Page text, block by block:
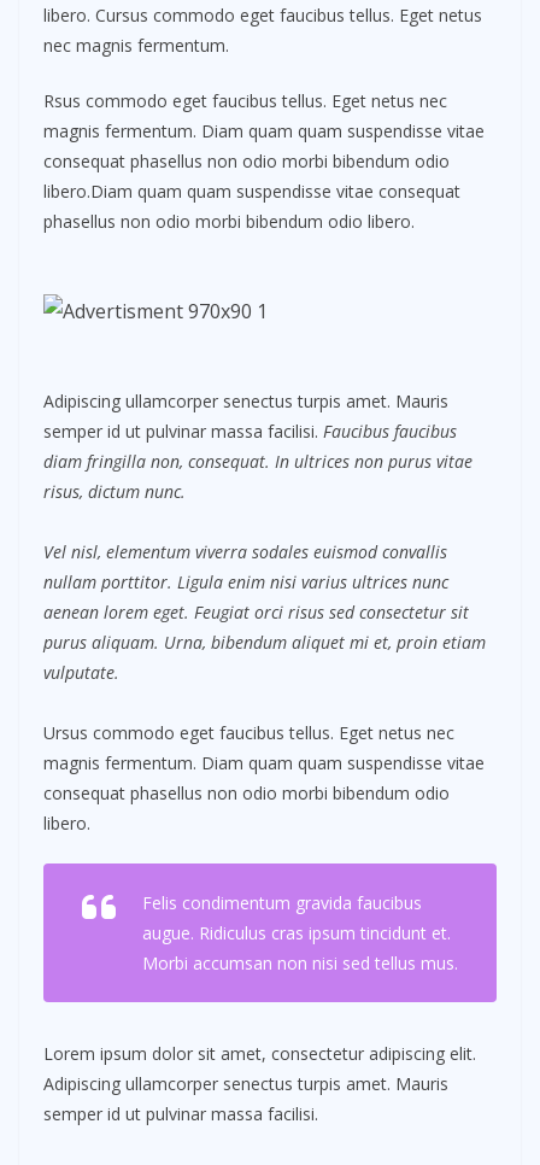
libero. Cursus commodo eget faucibus tellus. Eget netus
nec magnis fermentum.
Rsus commodo eget faucibus tellus. Eget netus nec
magnis fermentum. Diam quam quam suspendisse vitae
consequat phasellus non odio morbi bibendum odio
libero.Diam quam quam suspendisse vitae consequat
phasellus non odio morbi bibendum odio libero.
Adipiscing ullamcorper senectus turpis amet. Mauris
semper id ut pulvinar massa facilisi. Faucibus faucibus
diam fringilla non, consequat. In ultrices non purus vitae
risus, dictum nunc.
Vel nisl, elementum viverra sodales euismod convallis
nullam porttitor. Ligula enim nisi varius ultrices nunc
aenean lorem eget. Feugiat orci risus sed consectetur sit
purus aliquam. Urna, bibendum aliquet mi et, proin etiam
vulputate.
Ursus commodo eget faucibus tellus. Eget netus nec
magnis fermentum. Diam quam quam suspendisse vitae
consequat phasellus non odio morbi bibendum odio
libero.
Felis condimentum gravida faucibus
augue. Ridiculus cras ipsum tincidunt et.
Morbi accumsan non nisi sed tellus mus.
Lorem ipsum dolor sit amet, consectetur adipiscing elit.
Adipiscing ullamcorper senectus turpis amet. Mauris
semper id ut pulvinar massa facilisi.